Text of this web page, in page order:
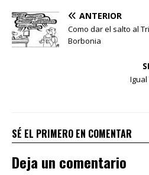
ANTERIOR
Como dar el salto al
Borbonia
SÉ EL PRIMERO EN COMENTAR
Deja un comentario